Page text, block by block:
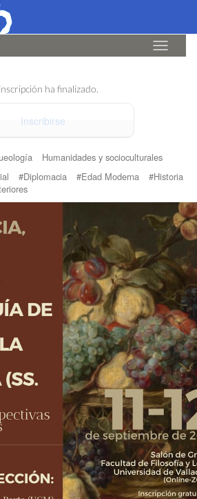
09-2025 15:30
Idioma
ha finalizado.
Inscribirse
Humanidades y socioculturales
#Diplomacia #Edad Moderna
#Historia